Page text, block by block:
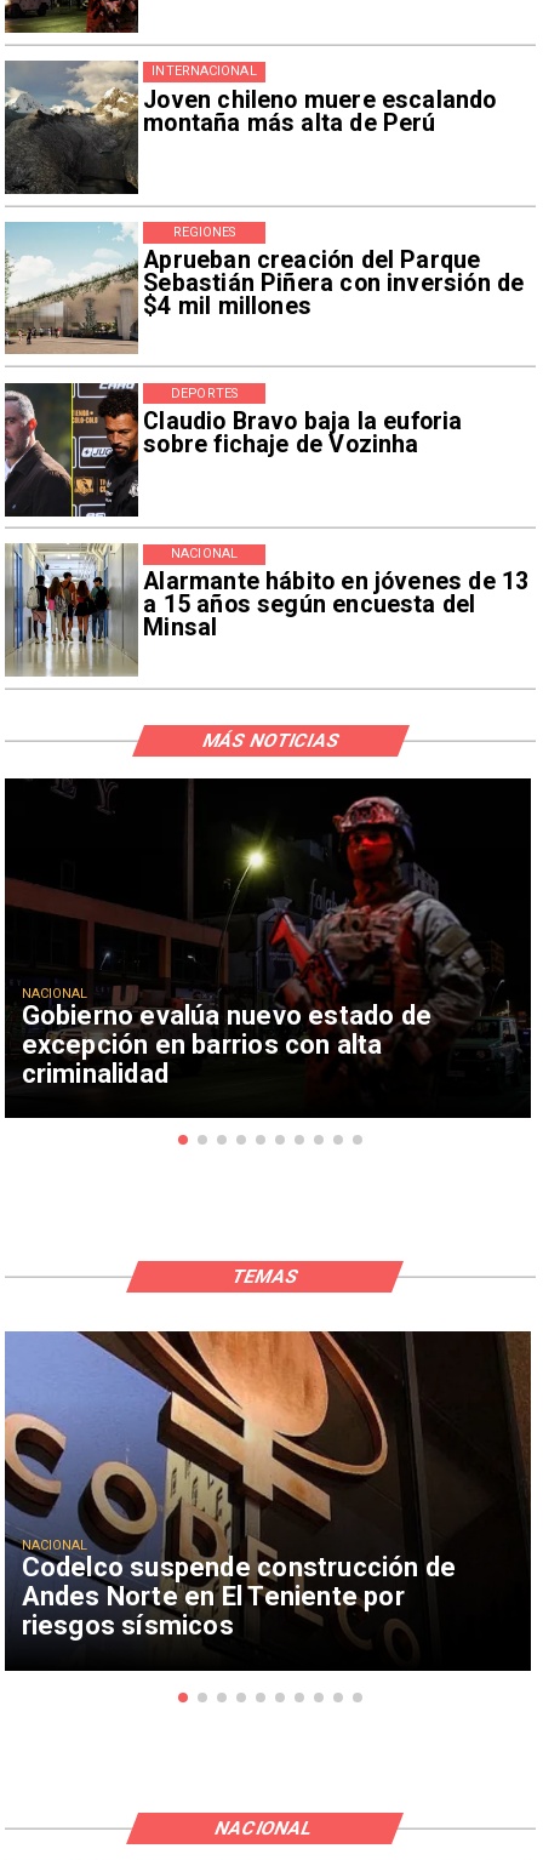
Joven chileno muere escalando
montaña más alta de Perú
INTERNACIONAL
Aprueban creación del Parque
Sebastián Piñera con inversión de
$4 mil millones
REGIONES
Claudio Bravo baja la euforia
sobre fichaje de Vozinha
DEPORTES
Alarmante hábito en jóvenes de 13
a 15 años según encuesta del
Minsal
NACIONAL
Gobierno evalúa nuevo estado de
excepción en barrios con alta
criminalidad
NACIONAL
MÁS NOTICIAS
Codelco suspende construcción de
Andes Norte en El Teniente por
riesgos sísmicos
NACIONAL
TEMAS
NACIONAL